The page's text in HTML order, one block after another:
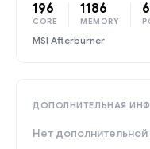
196
CORE
1186
MEMORY
MSI Afterburner
ДОПОЛНИТЕЛЬНАЯ
Нет